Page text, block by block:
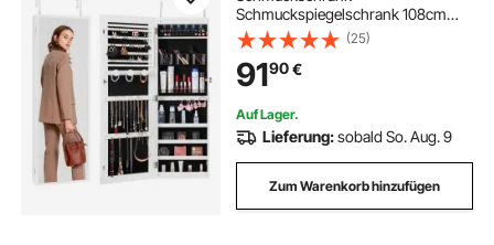
Schmuckspiegelschrank 108cm
Hohe, Aufbewahrung von Juwelen
mit Ganzkörperspiegel,
Schmuckspiegel-Organizer mit
LED-Innenbeleuchtung &
Samtfutter, Weiß
(25)
9190€
Auf Lager.
Lieferung:sobald So. Aug. 9
Zum Warenkorb hinzufügen